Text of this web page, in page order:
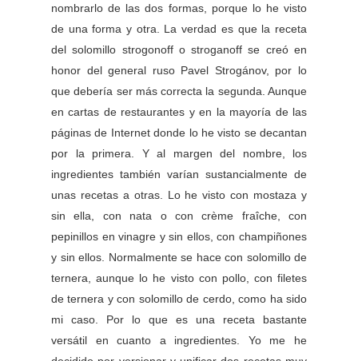
nombrarlo de las dos formas, porque lo he visto
de una forma y otra. La verdad es que la receta
del solomillo strogonoff o stroganoff se creó en
honor del general ruso Pavel Strogánov, por lo
que debería ser más correcta la segunda. Aunque
en cartas de restaurantes y en la mayoría de las
páginas de Internet donde lo he visto se decantan
por la primera. Y al margen del nombre, los
ingredientes también varían sustancialmente de
unas recetas a otras. Lo he visto con mostaza y
sin ella, con nata o con crème fraîche, con
pepinillos en vinagre y sin ellos, con champiñones
y sin ellos. Normalmente se hace con solomillo de
ternera, aunque lo he visto con pollo, con filetes
de ternera y con solomillo de cerdo, como ha sido
mi caso. Por lo que es una receta bastante
versátil en cuanto a ingredientes. Yo me he